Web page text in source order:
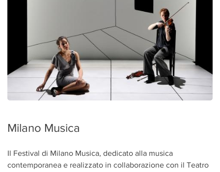
Milano Musica
Il Festival di Milano Musica, dedicato alla musica
contemporanea e realizzato in collaborazione con il Teatro